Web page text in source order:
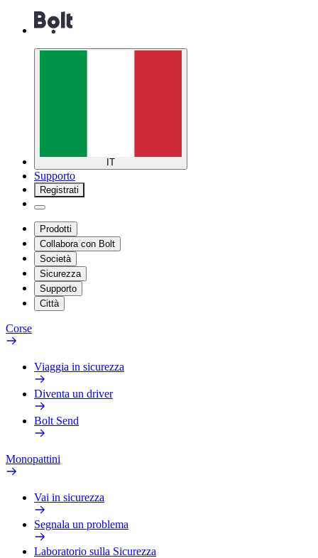
IT
Supporto
Registrati
Prodotti
Collabora con Bolt
Società
Sicurezza
Supporto
Città
Corse
Viaggia in sicurezza
Diventa un driver
Bolt Send
Monopattini
Vai in sicurezza
Segnala un problema
Laboratorio sulla Sicurezza